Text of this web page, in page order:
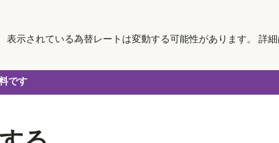
示されている為替レートは変動する可能性があります。 詳細
す）
です